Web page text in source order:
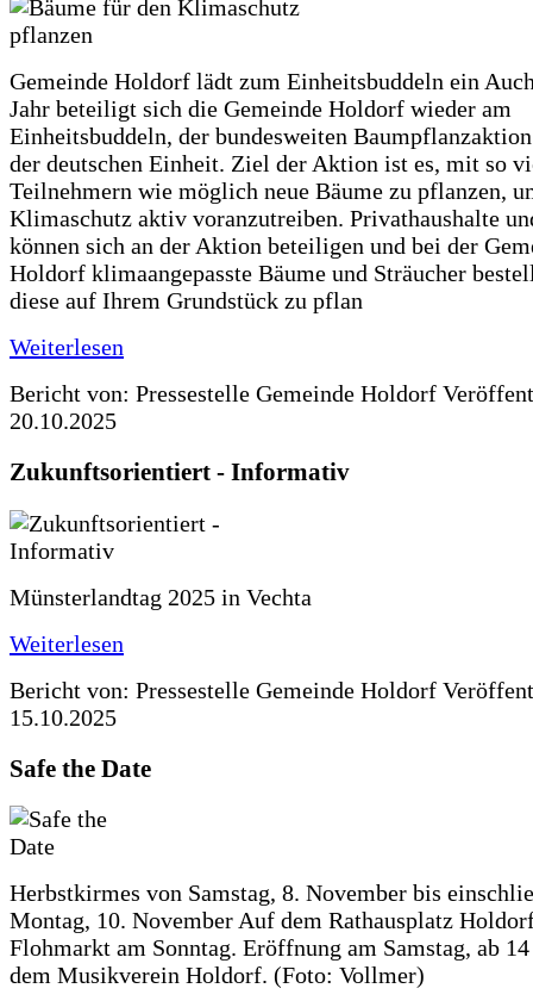
Gemeinde Holdorf lädt zum Einheitsbuddeln ein
Jahr beteiligt sich die Gemeinde Holdorf wieder am
Einheitsbuddeln, der bundesweiten
der deutschen Einheit. Ziel der Aktion ist es, mit so
Teilnehmern wie möglich neue Bäume zu pflanzen,
Klimaschutz aktiv voranzutreiben. Privathaushalte
können sich an der Aktion beteiligen und bei der
Holdorf klimaangepasste Bäume und Sträucher
diese auf Ihrem Grundstück zu pflan
Weiterlesen
Bericht von: Pressestelle Gemeinde Holdorf
20.10.2025
Zukunftsorientiert - Informativ
Münsterlandtag 2025 in Vechta
Weiterlesen
Bericht von: Pressestelle Gemeinde Holdorf
15.10.2025
Safe the Date
Herbstkirmes von Samstag, 8. November bis
Montag, 10. November Auf dem Rathausplatz
Flohmarkt am Sonntag. Eröffnung am Samstag, ab
dem Musikverein Holdorf. (Foto: Vollmer)